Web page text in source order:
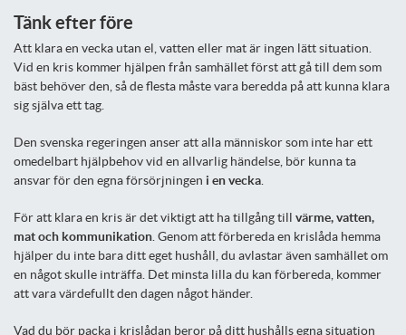
Tänk efter före
Att klara en vecka utan el, vatten eller mat är ingen lätt situation.
Vid en kris kommer hjälpen från samhället först att gå till dem som
bäst behöver den, så de flesta måste vara beredda på att kunna klara
sig själva ett tag.
Den svenska regeringen anser att alla människor som inte har ett
omedelbart hjälpbehov vid en allvarlig händelse, bör kunna ta
ansvar för den egna försörjningen i en vecka
För att klara en kris är det viktigt att ha tillgång till värme, vatten,
mat och kommunikation . Genom att förbereda en krislåda hemma
hjälper du inte bara ditt eget hushåll, du avlastar även samhället om
en något skulle inträffa. Det minsta lilla du kan förbereda, kommer
att vara värdefullt den dagen något händer.
Vad du bör packa i krislådan beror på ditt hushålls egna situation